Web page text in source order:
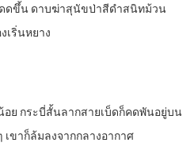
ดดขึ้น ดาบฆ่าสุนัขป่าสีดำสนิทม้วน
เริ่นหยาง
อย กระบี่สั้นลากสายเบ็ดก็คดพันอยู่บน
ขาก็ล้มลงจากกลางอากาศ